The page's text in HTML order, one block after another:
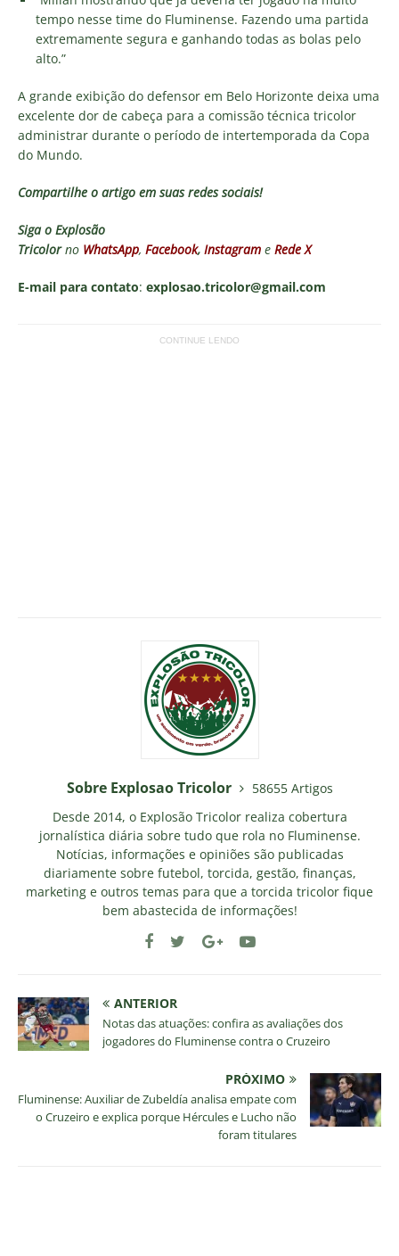
tempo nesse time do Fluminense. Fazendo uma partida
extremamente segura e ganhando todas as bolas pelo
alto.”
A grande exibição do defensor em Belo Horizonte deixa uma
excelente dor de cabeça para a comissão técnica tricolor
administrar durante o período de intertemporada da Copa
do Mundo.
Compartilhe o artigo em suas redes sociais!
Siga o Explosão
Tricolorno WhatsApp, Facebook, Instagram e Rede X
E-mail para contato: explosao.tricolor@gmail.com
CONTINUE LENDO
Sobre Explosao Tricolor
58655 Artigos
Desde 2014, o Explosão Tricolor realiza cobertura
jornalística diária sobre tudo que rola no Fluminense.
Notícias, informações e opiniões são publicadas
diariamente sobre futebol, torcida, gestão, finanças,
marketing e outros temas para que a torcida tricolor fique
bem abastecida de informações!
ANTERIOR
Notas das atuações: confira as avaliações dos
jogadores do Fluminense contra o Cruzeiro
PRÓXIMO
Fluminense: Auxiliar de Zubeldía analisa empate com
o Cruzeiro e explica porque Hércules e Lucho não
foram titulares